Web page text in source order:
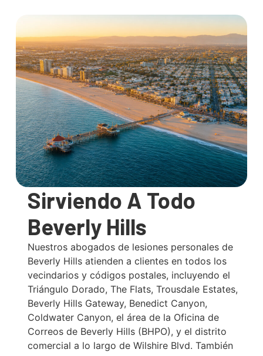
Sirviendo A Todo
Beverly Hills
Nuestros abogados de lesiones personales de
Beverly Hills atienden a clientes en todos los
vecindarios y códigos postales, incluyendo el
Triángulo Dorado, The Flats, Trousdale Estates,
Beverly Hills Gateway, Benedict Canyon,
Coldwater Canyon, el área de la Oficina de
Correos de Beverly Hills (BHPO), y el distrito
comercial a lo largo de Wilshire Blvd. También